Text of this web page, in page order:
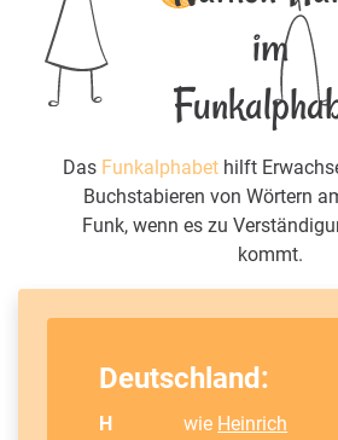
im
Das Funkalphabet hilft
Buchstabieren von Wörtern
Funk, wenn es zu
kommt.
Deutschland:
H wie Heinrich